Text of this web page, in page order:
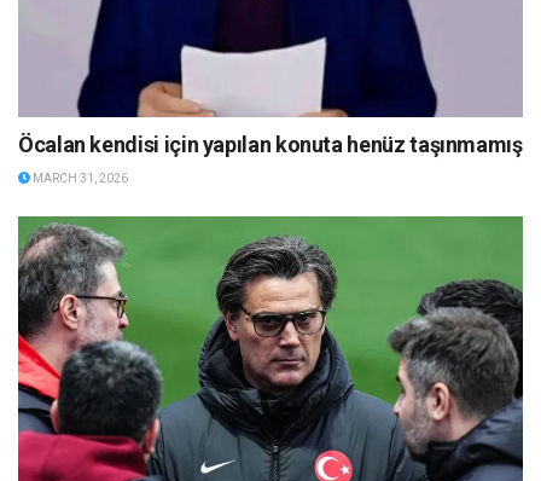
Öcalan kendisi için yapılan konuta henüz taşınmamış
MARCH 31, 2026